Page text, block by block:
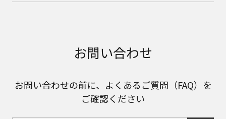
お問い合わせ
お問い合わせの前に、よくあるご質問（FAQ）を
ご確認ください